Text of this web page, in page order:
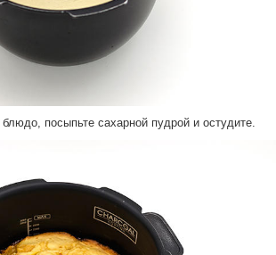
посыпьте сахарной пудрой и остудите.